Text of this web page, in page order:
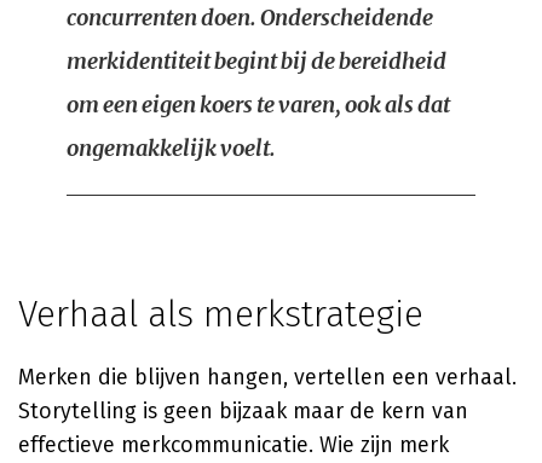
concurrenten doen. Onderscheidende
merkidentiteit begint bij de bereidheid
om een eigen koers te varen, ook als dat
ongemakkelijk voelt.
Verhaal als merkstrategie
Merken die blijven hangen, vertellen een verhaal.
Storytelling is geen bijzaak maar de kern van
effectieve merkcommunicatie. Wie zijn merk